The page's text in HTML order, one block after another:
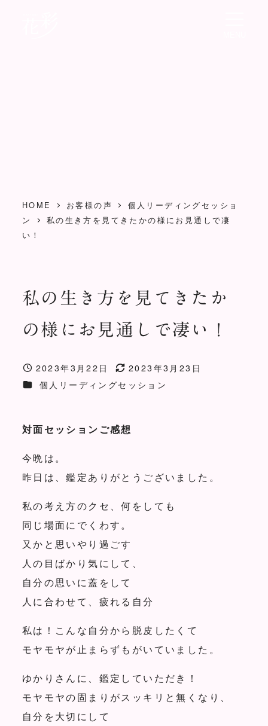
HOME お客様の声
個人リーディングセッショ
ン
私の生き方を見てきたかの様にお見通しで凄
い！
私の生き方を見てきたか
の様にお見通しで凄い！
投稿日
2023年3月22日
更新日
2023年3月23日
お客様の声カテゴリー
個人リーディングセッション
対面セッションご感想
今晩は。
昨日は、鑑定ありがとうございました。
私の考え方のクセ、何をしても
同じ場面にでくわす。
又かと思いやり過ごす
人の目ばかり気にして、
自分の思いに蓋をして
人に合わせて、疲れる自分
私は！こんな自分から脱皮したくて
モヤモヤが止まらずもがいていました。
ゆかりさんに、鑑定していただき！
モヤモヤの固まりがスッキリと無くなり、
自分を大切にして